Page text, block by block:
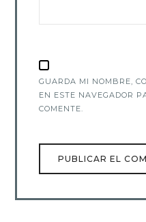
GUARDA MI NOMBRE,
EN ESTE NAVEGADOR
COMENTE.